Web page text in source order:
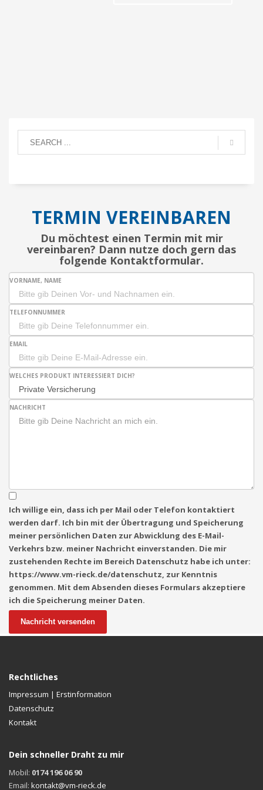
TERMIN VEREINBAREN
Du möchtest einen Termin mit mir
vereinbaren? Dann nutze doch gern das
folgende Kontaktformular.
VORNAME, NAME
TELEFONNUMMER
EMAIL
WELCHES PRODUKT INTERESSIERT DICH?
NACHRICHT
Ich willige ein, dass ich per Mail oder Telefon kontaktiert
werden darf. Ich bin mit der Übertragung und Speicherung
meiner persönlichen Daten zur Abwicklung des E-Mail-
Verkehrs bzw. meiner Nachricht einverstanden. Die mir
zustehenden Rechte im Bereich Datenschutz habe ich unter:
https://www.vm-rieck.de/datenschutz, zur Kenntnis
genommen. Mit dem Absenden dieses Formulars akzeptiere
ich die Speicherung meiner Daten.
Nachricht versenden
Rechtliches
Impressum | Erstinformation
Datenschutz
Kontakt
Dein schneller Draht zu mir
Mobil: 0174 196 06 90
Email: kontakt@vm-rieck.de